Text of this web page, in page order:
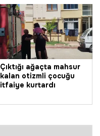
Çıktığı ağaçta mahsur
kalan otizmli çocuğu
itfaiye kurtardı